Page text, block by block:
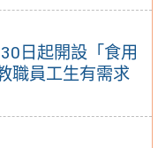
日起開設「食用
職員工生有需求